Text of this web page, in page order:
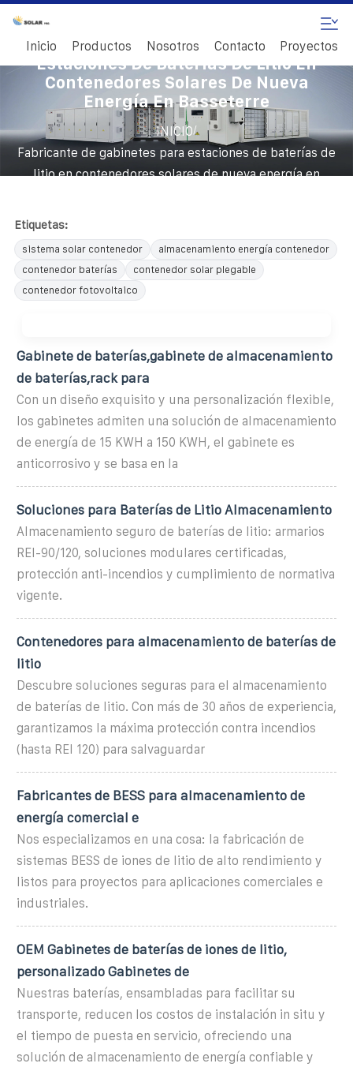
Inicio Productos Nosotros Contacto Proyectos
Fabricante De Gabinetes Para
Estaciones De Baterías De Litio En
Contenedores Solares De Nueva
Energía En Basseterre
INICIO/
Fabricante de gabinetes para estaciones de baterías de
litio en contenedores solares de nueva energía en
Etiquetas:
sistema solar contenedor
almacenamiento energía contenedor
contenedor baterías
contenedor solar plegable
contenedor fotovoltaico
Gabinete de baterías,gabinete de almacenamiento
de baterías,rack para
Con un diseño exquisito y una personalización flexible,
los gabinetes admiten una solución de almacenamiento
de energía de 15 KWH a 150 KWH, el gabinete es
anticorrosivo y se basa en la
Soluciones para Baterías de Litio Almacenamiento
Almacenamiento seguro de baterías de litio: armarios
REI-90/120, soluciones modulares certificadas,
protección anti-incendios y cumplimiento de normativa
vigente.
Contenedores para almacenamiento de baterías de
litio
Descubre soluciones seguras para el almacenamiento
de baterías de litio. Con más de 30 años de experiencia,
garantizamos la máxima protección contra incendios
(hasta REI 120) para salvaguardar
Fabricantes de BESS para almacenamiento de
energía comercial e
Nos especializamos en una cosa: la fabricación de
sistemas BESS de iones de litio de alto rendimiento y
listos para proyectos para aplicaciones comerciales e
industriales.
OEM Gabinetes de baterías de iones de litio,
personalizado Gabinetes de
Nuestras baterías, ensambladas para facilitar su
transporte, reducen los costos de instalación in situ y
el tiempo de puesta en servicio, ofreciendo una
solución de almacenamiento de energía confiable y